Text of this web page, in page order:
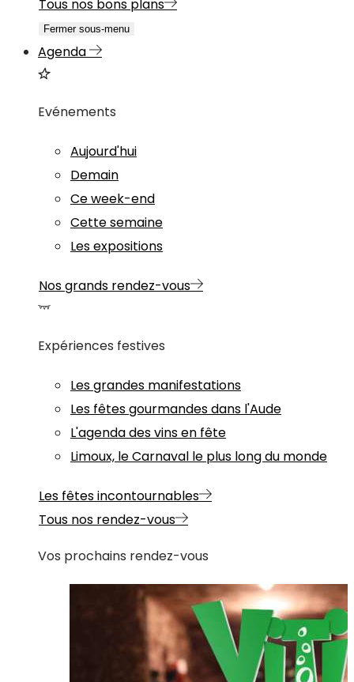
Tous nos bons plans
Fermer sous-menu
Agenda
Evénements
Aujourd'hui
Demain
Ce week-end
Cette semaine
Les expositions
Nos grands rendez-vous
Expériences festives
Les grandes manifestations
Les fêtes gourmandes dans l'Aude
L'agenda des vins en fête
Limoux, le Carnaval le plus long du monde
Les fêtes incontournables
Tous nos rendez-vous
Vos prochains rendez-vous